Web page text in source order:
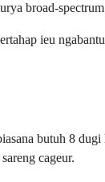
broad-
ieu
butuh 8
cageur.